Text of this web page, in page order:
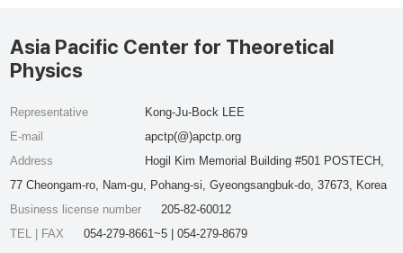
Asia Pacific Center for Theoretical
Physics
Representative
Kong-Ju-Bock LEE
E-mail
apctp(@)apctp.org
Address
Hogil Kim Memorial Building #501 POSTECH,
77 Cheongam-ro, Nam-gu, Pohang-si, Gyeongsangbuk-do, 37673, Korea
Business license number
205-82-60012
TEL | FAX
054-279-8661~5 | 054-279-8679